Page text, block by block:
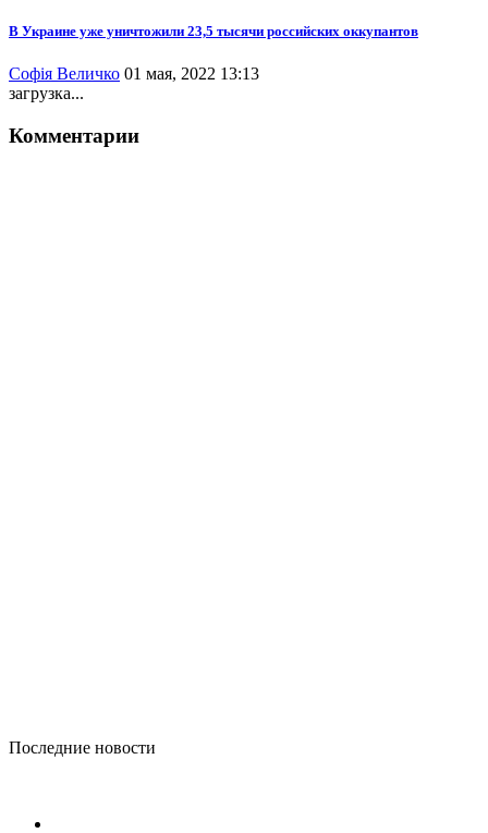
В Украине уже уничтожили 23,5 тысячи российских оккупантов
Софія Величко 01 мая, 2022 13:13
загрузка...
Комментарии
Последние новости